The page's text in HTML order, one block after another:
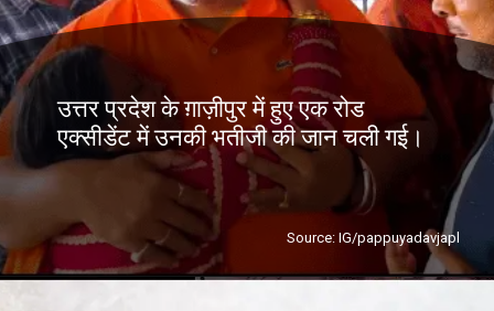
उत्तर प्रदेश के ग़ाज़ीपुर में हुए एक रोड
एक्सीडेंट में उनकी भतीजी की जान चली गई।
Source: IG/pappuyadavjapl